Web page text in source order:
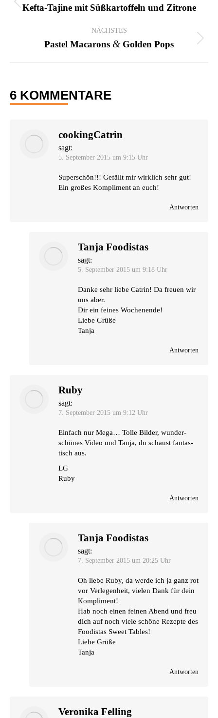
Vorheriger
Kefta-Tajine mit Süßkartoffeln und Zitrone
NÄCHSTES
Nächster
Pastel Macarons &Golden Pops
6 KOMMENTARE
cookingCatrin
sagt:
5. September 2015 um 9:15 Uhr
Super­schön!!! Gefällt mir wirk­lich sehr gut!
Ein gro­ßes Kom­pli­ment an euch!
Antworten
Tanja Foodistas
sagt:
5. September 2015 um 9:18 Uhr
Dan­ke sehr lie­be Catrin! Da freu­en wir
uns aber.
Dir ein fei­nes Wochenende!
Lie­be Grüße
Tanja
Antworten
Ruby
sagt:
7. September 2015 um 9:12 Uhr
Ein­fach nur Mega… Tol­le Bil­der, wun­der­
schö­nes Video und Tan­ja, du schaust fan­tas­
tisch aus.
LG
Ruby
Antworten
Tanja Foodistas
sagt:
7. September 2015 um 20:25 Uhr
Oh lie­be Ruby, da wer­de ich ja ganz rot
vor Ver­le­gen­heit, vie­len Dank für dein
Kompliment!
Hab noch einen fei­nen Abend und freu
dich auf noch vie­le schö­ne Rezep­te des
Foo­di­stas Sweet Tables!
Lie­be Grüße
Tanja
Antworten
Veronika Felling